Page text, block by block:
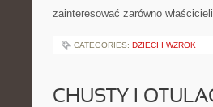
zainteresować zarówno
CATEGORIES: DZIECI I WZROK
CHUSTY I